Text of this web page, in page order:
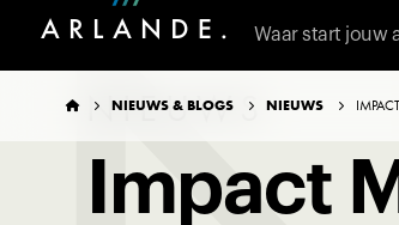
Waar start jouw
  NIEUWS & BLOGS  NIEUWS 
TERUG NAAR OVERZICHT
NIEUWS
Impact